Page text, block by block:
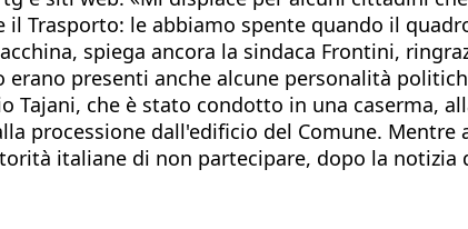
Trasporto: le abbiamo spente quando il
spiega ancora la sindaca Frontini,
presenti anche alcune personalità
che è stato condotto in una caserma,
processione dall'edificio del Comune. Mentre
italiane di non partecipare, dopo la notizia